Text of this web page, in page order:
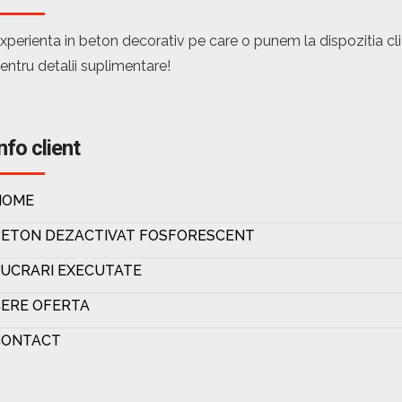
in beton decorativ pe care o punem la dispozitia
detalii suplimentare!
client
DEZACTIVAT FOSFORESCENT
EXECUTATE
OFERTA